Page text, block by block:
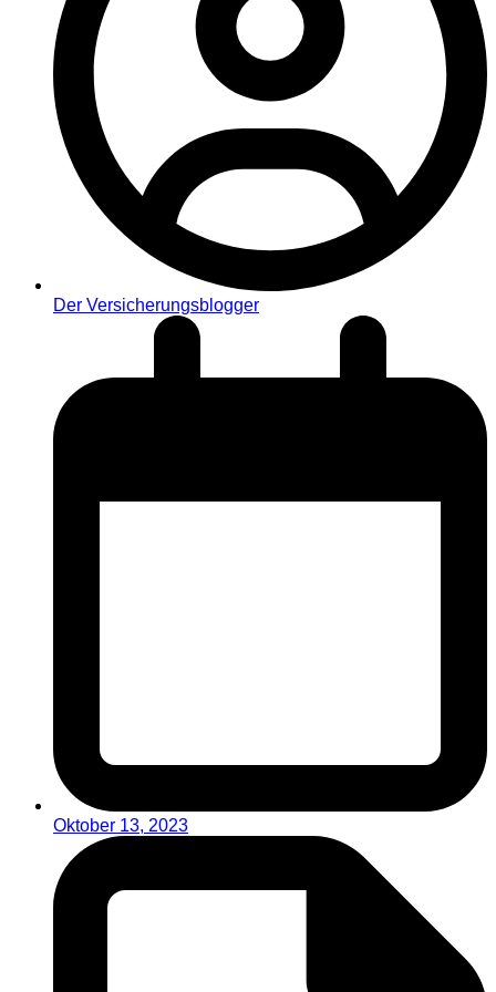
Der Versicherungsblogger
Oktober 13, 2023